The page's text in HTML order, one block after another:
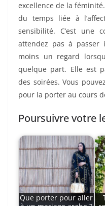
excellence de la
du temps liée à
sensibilité. C’est une
attendez pas à passer
moins un regard
quelque part. Elle est
des soirées. Vous
pour la porter au cours
Poursuivre votre
Que porter pour aller